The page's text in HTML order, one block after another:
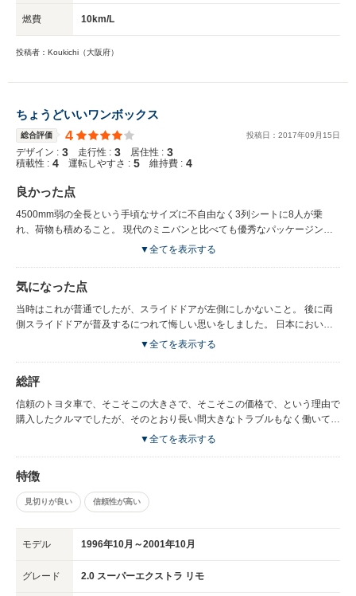
燃費 10km/L
投稿者：Koukichi（大阪府）
ちょうどいいワンボックス
総合評価 4 投稿日： 2017年09 月 15日
デザイン : 3 走行性 : 3 居住性 : 3
積載性 : 4 運転しやすさ : 5 維持費 : 4
良かった点
4500mm弱の全長という手頃なサイズに不自由なく3列シートに8人が乗
れ、荷物も積めること。 現代のミニバンと比べても優秀なパッケージング
だと思います。 同じ5ナンバーサイズとはいえ、今のノアは成長して昔のク
るとありがたいですね。 商用タイプも設定されていた関係か、ハイエース
の弟分のようなタフさを感じます。 前後にシッカリとしたバンパーが装着
されているのも、ちょっとの接触でフェンダーやバックドアにまで被害が及
▼全てを表示する
気になった点
当時はこれが普通でしたが、スライドドアが左側にしかないこと。 後に両
側スライドドアが普及するにつれて悔しい思いをしました。 日本において
は、歩道際に停めて乗り降りするよりも、壁際に停めて乗り降りする事のほ
▼全てを表示する
総評
信頼のトヨタ車で、そこそこの大きさで、そこそこの価格で、という理由で
購入したクルマでしたが、そのとおり長い間大きなトラブルもなく働いても
らいました。 現代のクルマには及ばない部分も多々ありますが、逆に現代
▼全てを表示する
特徴
見切りが良い 信頼性が高い
モデル 1996年10月～2001年10月
グレード 2.0 スーパーエクストラ リモ